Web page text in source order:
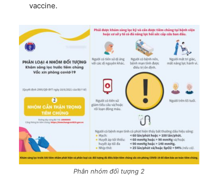
vaccine.
Phân nhóm đối tượng 2